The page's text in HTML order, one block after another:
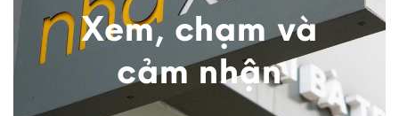
Xem, chạm và
cảm nhận